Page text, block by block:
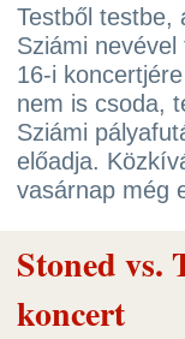
Testből testbe,
Sziámi
16-i
nem is csoda,
Sziámi
előadja.
vasárnap még
Stoned
koncert